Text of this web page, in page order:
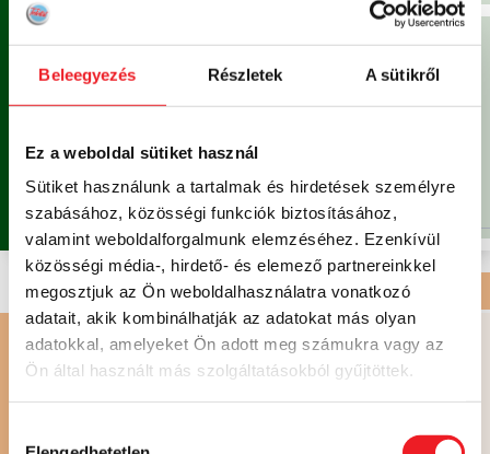
Beleegyezés Részletek A sütikről
Ez a weboldal sütiket használ
Sütiket használunk a tartalmak és hirdetések személyre
szabásához, közösségi funkciók biztosításához,
valamint weboldalforgalmunk elemzéséhez. Ezenkívül
közösségi média-, hirdető- és elemező partnereinkkel
megosztjuk az Ön weboldalhasználatra vonatkozó
adatait, akik kombinálhatják az adatokat más olyan
adatokkal, amelyeket Ön adott meg számukra vagy az
Ön által használt más szolgáltatásokból gyűjtöttek.
NAP
9.650 FT
rendelhető
2.205 FT
Már nem rendelhető
DESSZERT ÉS SÜTEMÉNY | HAGYOMÁNYOS KONYHA
830 FT